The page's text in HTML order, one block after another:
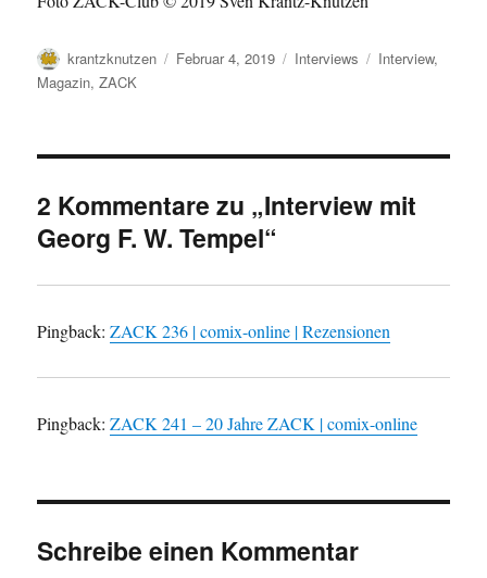
Autor
krantzknutzen
Veröffentlicht
Februar 4, 2019 Kategorien
Interviews Schlagwörter
Interview,
Magazin,ZACK
2 Kommentare zu „Interview mit
Georg F. W. Tempel“
Pingback:ZACK 236 | comix-online | Rezensionen
Pingback:ZACK 241 – 20 Jahre ZACK | comix-online
Schreibe einen Kommentar